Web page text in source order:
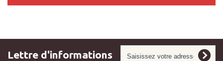
Lettre d'informations